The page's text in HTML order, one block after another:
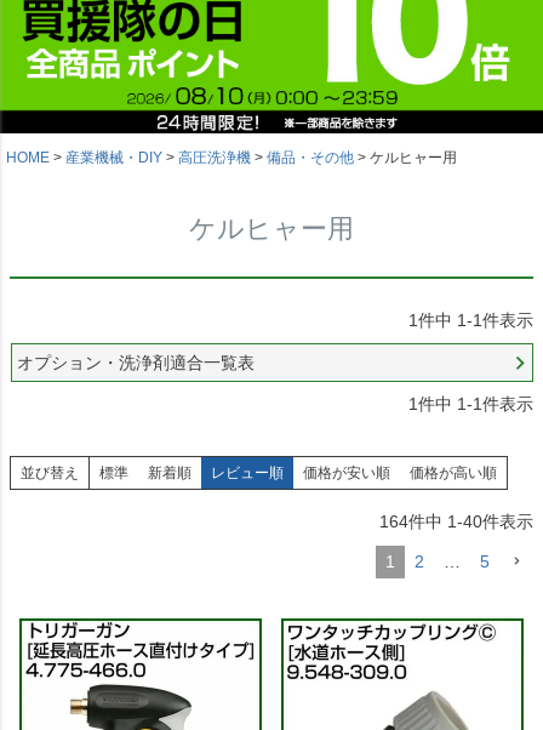
HOME 産業機械・DIY 高圧洗浄機 備品・その他 ケルヒャー用
ケルヒャー用
1件中 1-1件表示
オプション・洗浄剤適合一覧表
1件中 1-1件表示
並び替え 標準 新着順 レビュー順 価格が安い順 価格が高い順
164件中 1-40件表示
1 2 … 5